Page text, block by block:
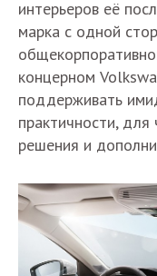
интерьеров её
марка с одной
концерном
поддерживать
практичности, для
решения и